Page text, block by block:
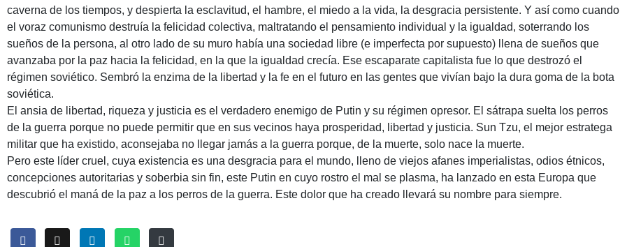
caverna de los tiempos, y despierta la esclavitud, el hambre, el miedo a la vida, la desgracia persistente. Y así como cuando
el voraz comunismo destruía la felicidad colectiva, maltratando el pensamiento individual y la igualdad, soterrando los
sueños de la persona, al otro lado de su muro había una sociedad libre (e imperfecta por supuesto) llena de sueños que
avanzaba por la paz hacia la felicidad, en la que la igualdad crecía. Ese escaparate capitalista fue lo que destrozó el
régimen soviético. Sembró la enzima de la libertad y la fe en el futuro en las gentes que vivían bajo la dura goma de la bota
soviética.
El ansia de libertad, riqueza y justicia es el verdadero enemigo de Putin y su régimen opresor. El sátrapa suelta los perros
de la guerra porque no puede permitir que en sus vecinos haya prosperidad, libertad y justicia. Sun Tzu, el mejor estratega
militar que ha existido, aconsejaba no llegar jamás a la guerra porque, de la muerte, solo nace la muerte.
Pero este líder cruel, cuya existencia es una desgracia para el mundo, lleno de viejos afanes imperialistas, odios étnicos,
concepciones autoritarias y soberbia sin fin, este Putin en cuyo rostro el mal se plasma, ha lanzado en esta Europa que
descubrió el maná de la paz a los perros de la guerra. Este dolor que ha creado llevará su nombre para siempre.